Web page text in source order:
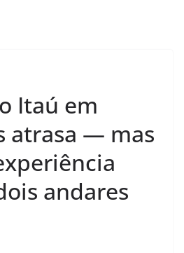
Itaú em
atrasa — mas
andares